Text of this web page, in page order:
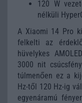
120 W
nélküli
A Xiaomi 14 Pro
felkelti az
hüvelykes
3000 nit
túlmenően ez a
Hz-től 120 Hz-ig
egyenáramú